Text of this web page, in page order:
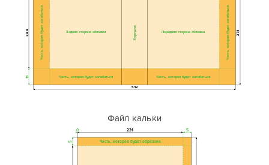
532
274
244
15
Часть, которая будет загибаться Часть, которая будет загибаться
Корешок
Часть, которая будет загибаться
Задняя сторона обложки
Часть, которая будет загибаться
Передняя сторона обложки
Файл кальки
5
0 5
231
Часть, которая будет обрезана